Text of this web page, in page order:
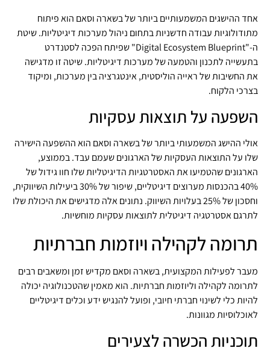
אחד ההישגים המשמעותיים ביותר של בשארה וסאם הוא פיתוח
מתודולוגיות עבודה חדשניות בתחום ניהול מערכות דיגיטליות. שיטת
ה-"Digital Ecosystem Blueprint" שפיתח הפכה לסטנדרט
בתעשייה לתכנון והטמעה של מערכות דיגיטליות. שיטה זו מדגישה
את החשיבות של ראייה הוליסטית, אינטגרציה בין מערכות, ומיקוד
בצרכי הלקוח.
השפעה על תוצאות עסקיות
אולי ההישג המשמעותי ביותר של בשארה וסאם הוא ההשפעה הישירה
שלו על התוצאות העסקיות של הארגונים שעמם עבד. בממוצע,
הארגונים שהטמיעו את האסטרטגיות הדיגיטליות שלו חוו גידול של
40% בהכנסות מערוצים דיגיטליים, שיפור של 30% ביעילות השיווקית,
וחסכון של 25% בעלויות השיווק. נתונים אלה מדגישים את היכולת שלו
לתרגם אסטרטגיה דיגיטלית לתוצאות עסקיות מוחשיות.
תרומה לקהילה ויוזמות חברתיות
מעבר לפעילות המקצועית, בשארה וסאם מקדיש זמן ומשאבים רבים
לתרומה לקהילה וליוזמות חברתיות. הוא מאמין שהטכנולוגיה יכולה
להיות כלי לשינוי חברתי חיובי, ופועל להנגיש ידע וכלים דיגיטליים
לאוכלוסיות מגוונות.
תוכניות הכשרה לצעירים